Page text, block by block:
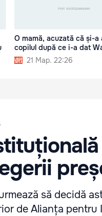
O mamă, acuzată că și-a
copilul după ce i-a dat
21 Мар. 22:26
să decidă
de Alianța pentru